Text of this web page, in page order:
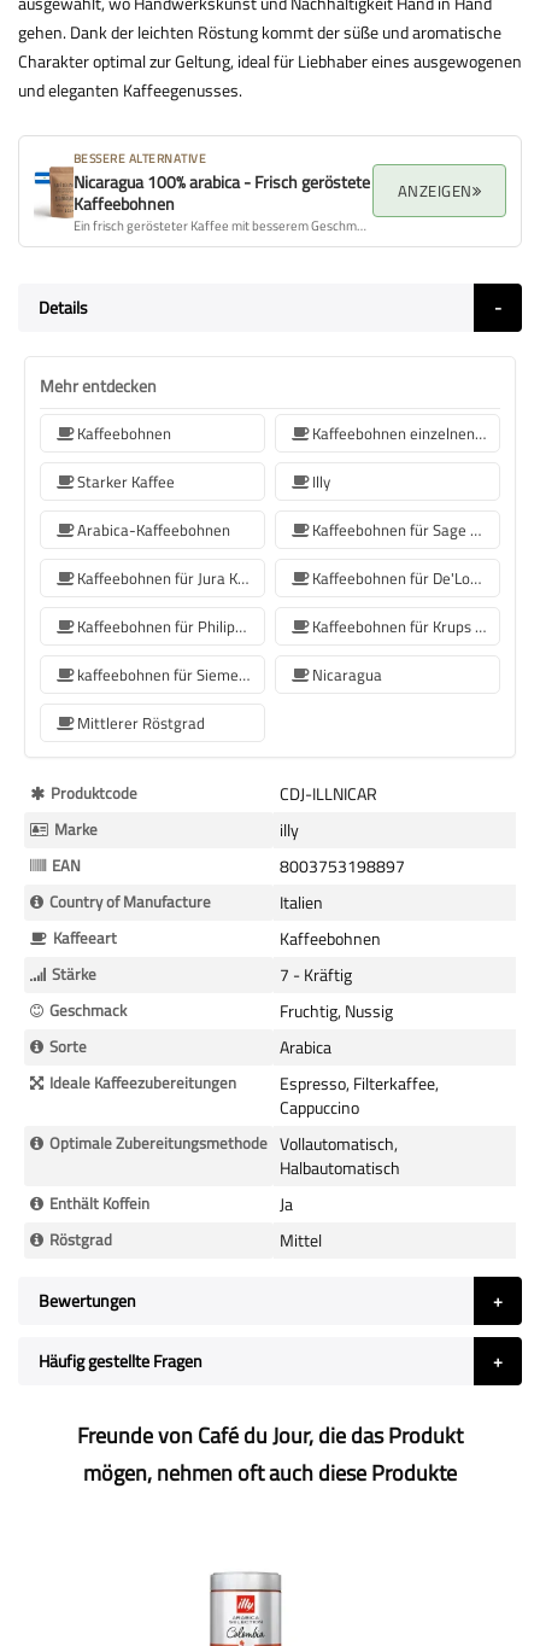
gehen. Dank der leichten Röstung kommt der süße und aromatische
Charakter optimal zur Geltung, ideal für Liebhaber eines ausgewogenen
und eleganten Kaffeegenusses.
BESSERE ALTERNATIVE
Nicaragua 100% arabica - Frisch geröstete
Kaffeebohnen
Ein frisch gerösteter Kaffee mit besserem Geschmacksprofil, Aroma und Gesamtqualität.
ANZEIGEN
Details
Mehr entdecken
Kaffeebohnen
Kaffeebohnen einzelnen Ursprungs
Starker Kaffee
Illy
Arabica-Kaffeebohnen
Kaffeebohnen für Sage Kaffeemaschinen
Kaffeebohnen für Jura Kaffeemaschinen
Kaffeebohnen für De'Longhi Kaffeemaschine
Kaffeebohnen für Philips Kaffeemaschine
Kaffeebohnen für Krups Kaffeemaschine
kaffeebohnen für Siemens-Kaffeemaschine
Nicaragua
Mittlerer Röstgrad
Mehr
Informationen
Produktcode CDJ-ILLNICAR
Marke illy
EAN 8003753198897
Country of Manufacture Italien
Kaffeeart Kaffeebohnen
Stärke 7 - Kräftig
Geschmack Fruchtig, Nussig
Sorte Arabica
Ideale Kaffeezubereitungen
Espresso, Filterkaffee,
Cappuccino
Optimale Zubereitungsmethode Vollautomatisch,
Halbautomatisch
Enthält Koffein Ja
Röstgrad Mittel
Bewertungen
Häufig gestellte Fragen
Freunde von Café du Jour, die das Produkt
mögen, nehmen oft auch diese Produkte